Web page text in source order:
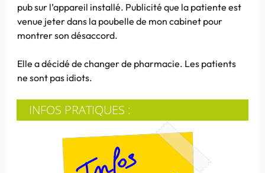
pub sur l’appareil installé. Publicité que la patiente est
venue jeter dans la poubelle de mon cabinet pour
montrer son désaccord.
Elle a décidé de changer de pharmacie. Les patients
ne sont pas idiots.
INFOS PRATIQUES :